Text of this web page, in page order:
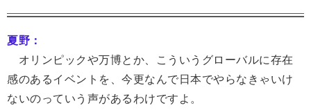
夏野：
オリンピックや万博とか、こういうグローバルに存在
感のあるイベントを、今更なんで日本でやらなきゃいけ
ないのっていう声があるわけですよ。